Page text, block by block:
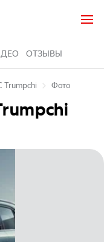
ОТЗЫВЫ
Trumpchi Фото